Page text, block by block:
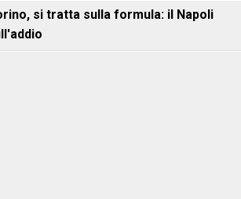
si tratta sulla formula: il Napoli